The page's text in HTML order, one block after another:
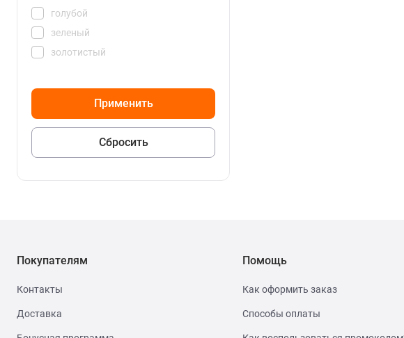
голубой
зеленый
золотистый
серый
фиолетовый
Покупателям
Контакты
Доставка
Помощь
Как оформить заказ
Способы оплаты